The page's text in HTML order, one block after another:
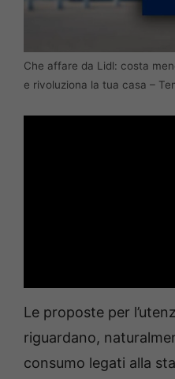
Che affare da Lidl: costa
e rivoluziona la tua casa –
Le proposte per
riguardano,
consumo legati alla